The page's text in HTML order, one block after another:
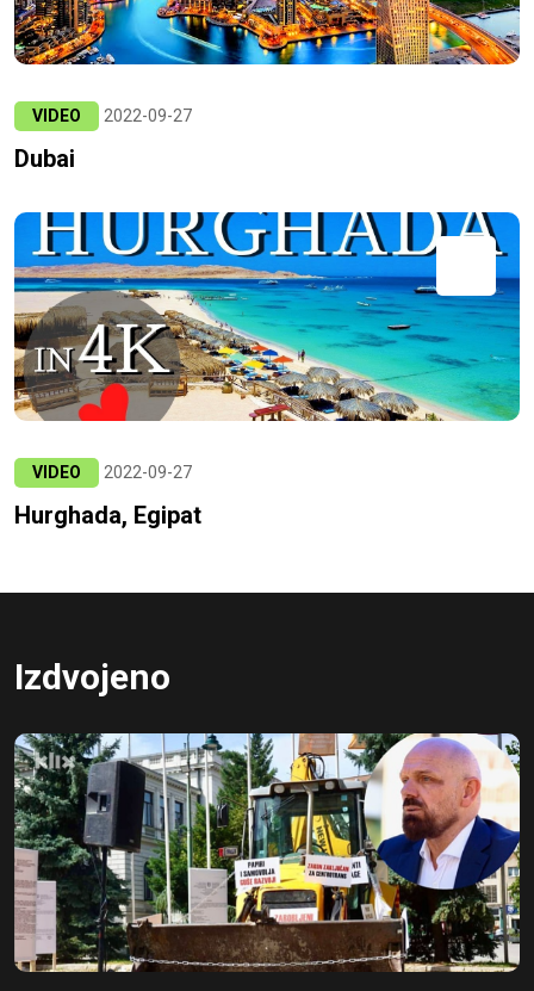
VIDEO 2022-09-27
Dubai
VIDEO 2022-09-27
Hurghada, Egipat
Izdvojeno